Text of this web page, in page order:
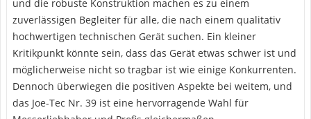
und die robuste Konstruktion machen es zu einem
zuverlässigen Begleiter für alle, die nach einem qualitativ
hochwertigen technischen Gerät suchen. Ein kleiner
Kritikpunkt könnte sein, dass das Gerät etwas schwer ist und
möglicherweise nicht so tragbar ist wie einige Konkurrenten.
Dennoch überwiegen die positiven Aspekte bei weitem, und
das Joe-Tec Nr. 39 ist eine hervorragende Wahl für